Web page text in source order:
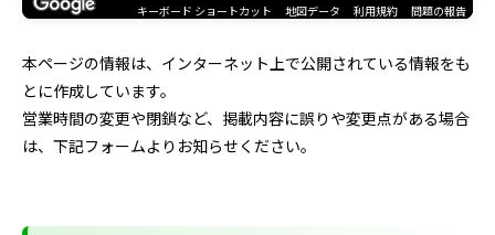
キーボード ショートカット 地図データ 利用規約 問題の報告
本ページの情報は、インターネット上で公開されている情報をも
とに作成しています。
営業時間の変更や閉鎖など、掲載内容に誤りや変更点がある場合
は、下記フォームよりお知らせください。